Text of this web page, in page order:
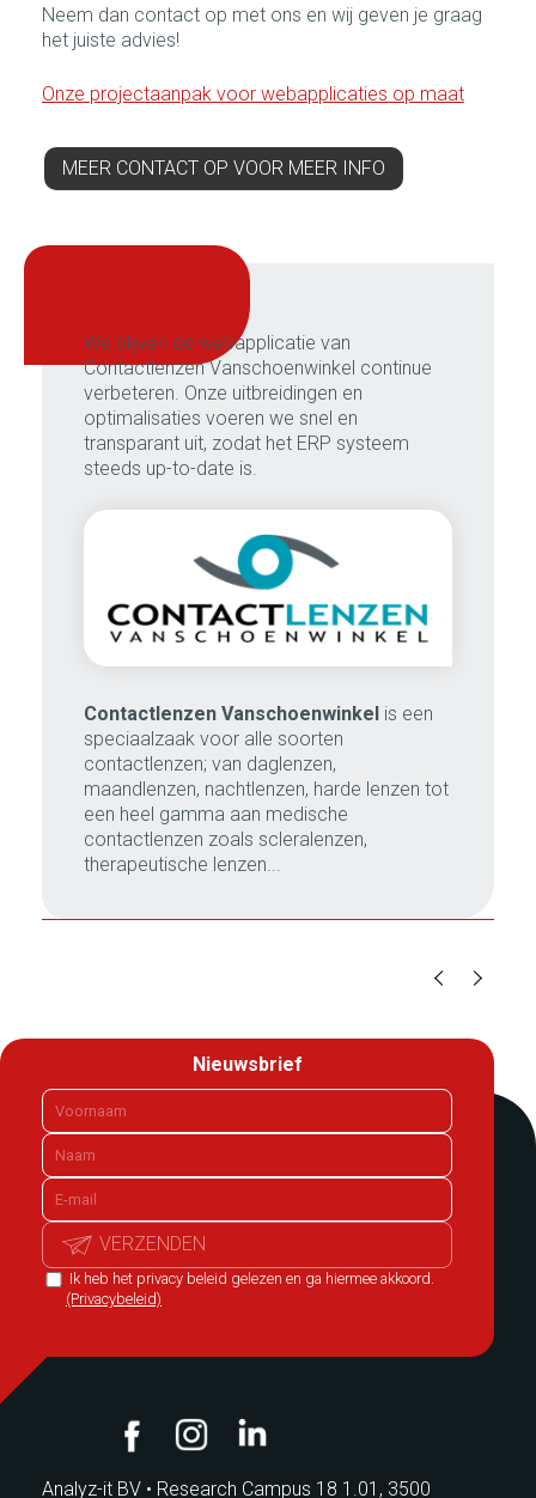
We blijven de webapplicatie van
Contactlenzen Vanschoenwinkel continue
verbeteren. Onze uitbreidingen en
optimalisaties voeren we snel en
transparant uit, zodat het ERP systeem
steeds up-to-date is.
Contactlenzen Vanschoenwinkel is een
speciaalzaak voor alle soorten
contactlenzen; van daglenzen,
maandlenzen, nachtlenzen, harde lenzen tot
een heel gamma aan medische
contactlenzen zoals scleralenzen,
therapeutische lenzen...
Neem dan contact op met ons en wij geven je graag
het juiste advies!
Onze projectaanpak voor webapplicaties op maat
MEER CONTACT OP VOOR MEER INFO
Nieuwsbrief
Ik heb het privacy beleid gelezen en ga hiermee akkoord.
(Privacybeleid)
VERZENDEN
Analyz-it BV • Research Campus 18 1.01, 3500